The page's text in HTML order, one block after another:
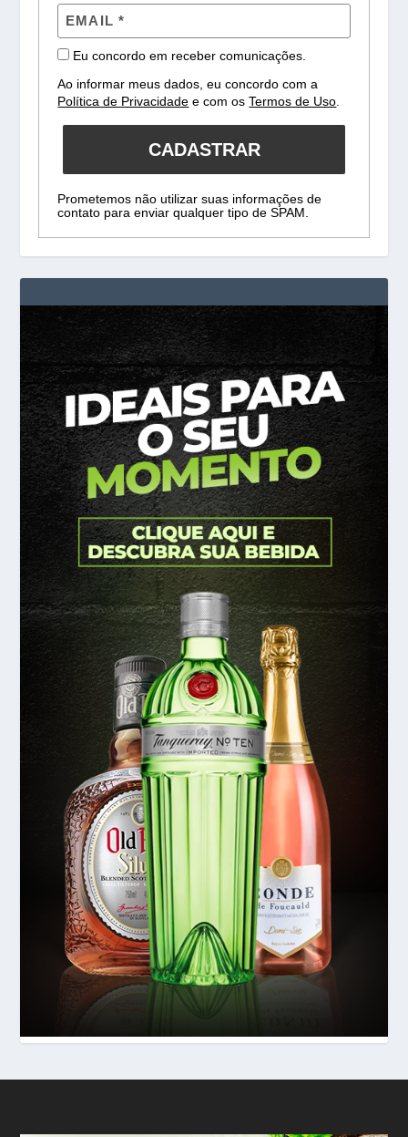
Eu concordo em receber comunicações.
Ao informar meus dados, eu concordo com a
Política de Privacidade e com osTermos de Uso
CADASTRAR
Prometemos não utilizar suas informações de
contato para enviar qualquer tipo de SPAM.